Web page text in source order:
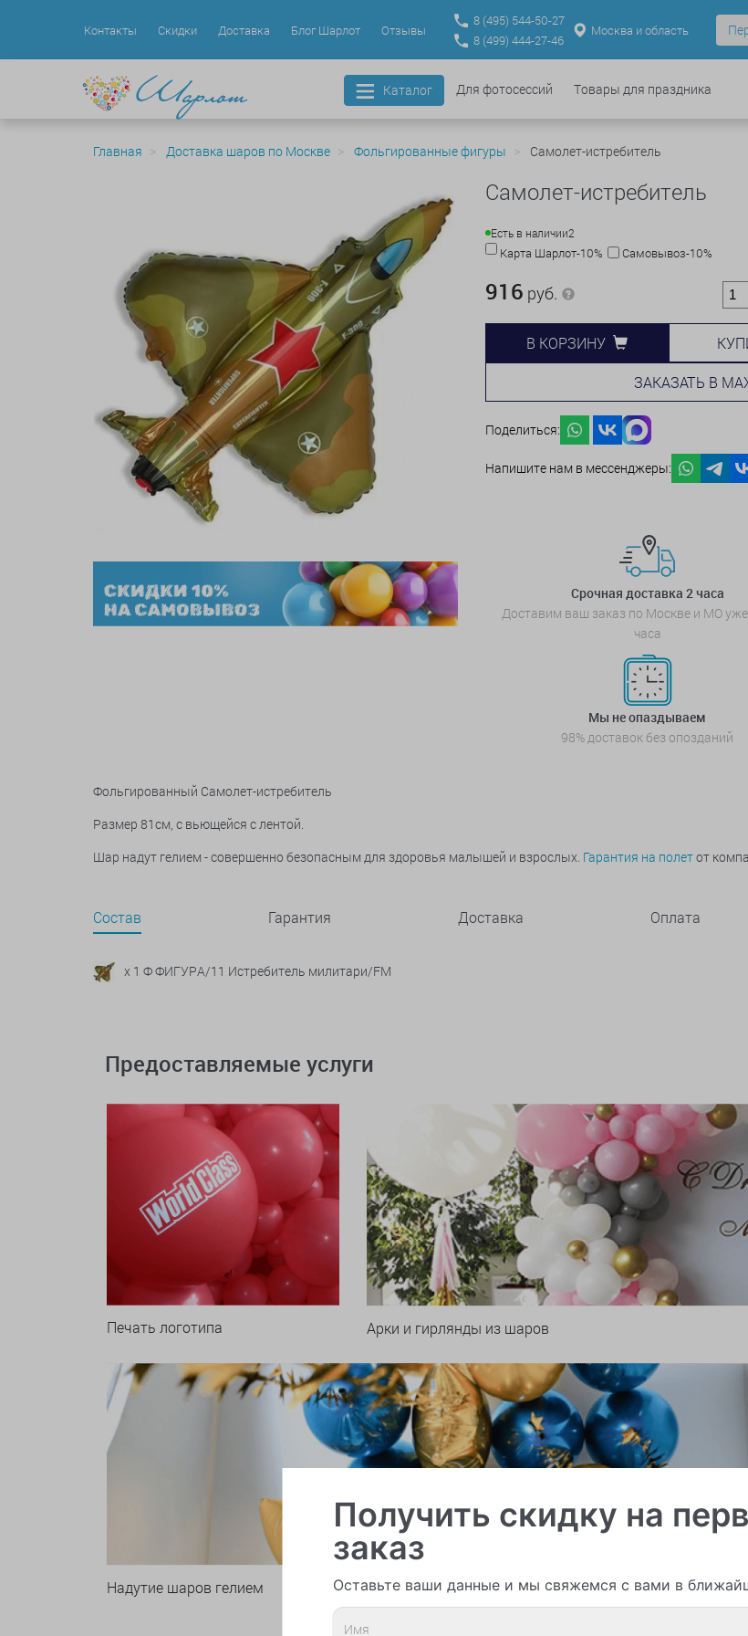
Контакты Скидки Доставка Блог Шарлот Отзывы
8 (495) 544-50-27
8 (499) 444-27-46
Москва и область
Каталог Для фотосессий Товары для праздника
Главная Доставка шаров по Москве Фольгированные фигуры Самолет-истребитель
Самолет-истребитель
Есть в наличии2
Карта Шарлот-10% Самовывоз-10%
916 руб.
В КОРЗИНУ
ЗАКАЗАТЬ В
Поделиться:
Напишите нам в мессенджеры:
Срочная доставка 2 часа
Доставим ваш заказ по Москве и МО уже
часа
Мы не опаздываем
98% доставок без опозданий
Фольгированный Самолет-истребитель
Размер 81см, с вьющейся с лентой.
Шар надут гелием - совершенно безопасным для здоровья малышей и взрослых. Гарантия на полетот
Состав Гарантия Доставка Оплата
x 1 Ф ФИГУРА/11 Истребитель милитари/FM
Предоставляемые услуги
Печать логотипа Арки и гирлянды из шаров
Надутие шаров гелием
Получить скидку на
заказ
Оставьте ваши данные и мы свяжемся с вами в